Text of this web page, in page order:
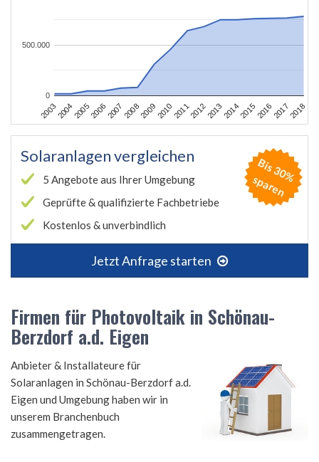
2003200420052006200720082009201020112012201320142015201620172018
0
500.000
Solaranlagen vergleichen
5 Angebote aus Ihrer Umgebung
Geprüfte & qualifizierte Fachbetriebe
Kostenlos & unverbindlich
Jetzt Anfrage starten
B
is
3
0
%
s
p
a
r
e
n
Firmen für Photovoltaik in Schönau-
Berzdorf a.d. Eigen
Anbieter & Installateure für
Solaranlagen in Schönau-Berzdorf a.d.
Eigen und Umgebung haben wir in
unserem Branchenbuch
zusammengetragen.